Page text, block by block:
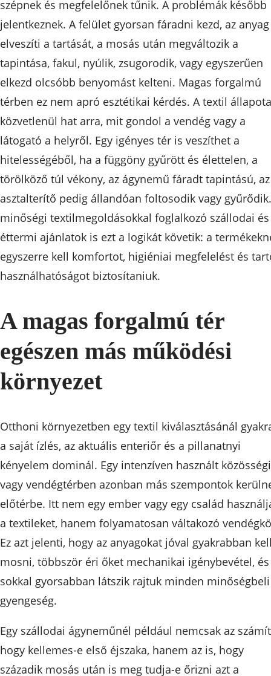
szépnek és megfelelőnek tűnik. A problémák később
jelentkeznek. A felület gyorsan fáradni kezd, az anyag
elveszíti a tartását, a mosás után megváltozik a
tapintása, fakul, nyúlik, zsugorodik, vagy egyszerűen
elkezd olcsóbb benyomást kelteni. Magas forgalmú
térben ez nem apró esztétikai kérdés. A textil állapota
közvetlenül hat arra, mit gondol a vendég vagy a
látogató a helyről. Egy igényes tér is veszíthet a
hitelességéből, ha a függöny gyűrött és élettelen, a
törölköző túl vékony, az ágynemű fáradt tapintású, az
asztalterítő pedig állandóan foltosodik vagy
minőségi textilmegoldásokkal foglalkozó szállodai és
éttermi ajánlatok is ezt a logikát követik: a
egyszerre kell komfortot, higiéniai megfelelést és
használhatóságot biztosítaniuk.
A magas forgalmú tér
egészen más működési
környezet
Otthoni környezetben egy textil kiválasztásánál
a saját ízlés, az aktuális enteriőr és a pillanatnyi
kényelem dominál. Egy intenzíven használt közösségi
vagy vendégtérben azonban más szempontok
előtérbe. Itt nem egy ember vagy egy család
a textileket, hanem folyamatosan váltakozó
Ez azt jelenti, hogy az anyagokat jóval gyakrabban
mosni, többször éri őket mechanikai igénybevétel, és
sokkal gyorsabban látszik rajtuk minden minőségbeli
gyengeség.
Egy szállodai ágyneműnél például nemcsak az
hogy kellemes-e első éjszaka, hanem az is, hogy
századik mosás után is meg tudja-e őrizni azt a